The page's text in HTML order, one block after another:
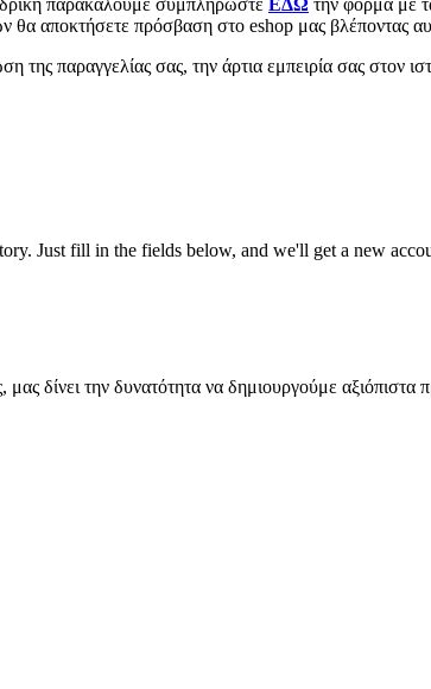
αποκτήσετε πρόσβαση στο eshop μας βλέποντας
παραγγελίας σας, την άρτια εμπειρία σας στον
Just fill in the fields below, and we'll get a new
δίνει την δυνατότητα να δημιουργούμε αξιόπιστα